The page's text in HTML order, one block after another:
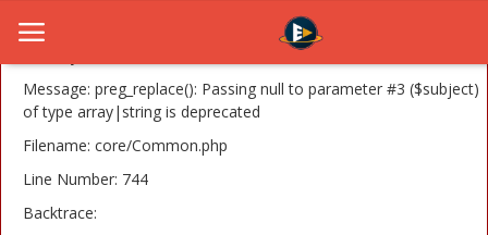
A PHP Error was encountered
Message: preg_replace(): Passing null to parameter #3 ($subject)
of type array|string is deprecated
Filename: core/Common.php
Line Number: 744
Backtrace:
Home